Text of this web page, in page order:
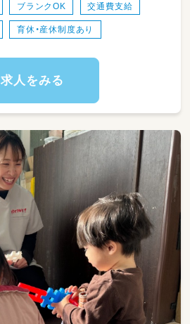
ブランクOK 交通費支給
育休・産休制度あり
求人をみる